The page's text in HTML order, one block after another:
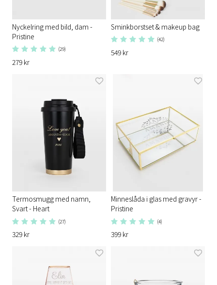
Nyckelring med bild, dam -
Pristine
(29)
279 kr
Sminkborstset & makeup bag
(42)
549 kr
Termosmugg med namn,
Svart - Heart
(27)
329 kr
Minneslåda i glas med gravyr -
Pristine
(4)
399 kr